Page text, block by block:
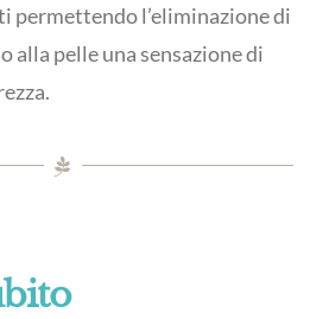
permettendo l’eliminazione di
alla pelle una sensazione di